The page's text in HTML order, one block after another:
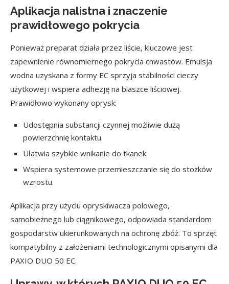
Aplikacja nalistna i znaczenie
prawidłowego pokrycia
Ponieważ preparat działa przez liście, kluczowe jest
zapewnienie równomiernego pokrycia chwastów. Emulsja
wodna uzyskana z formy EC sprzyja stabilności cieczy
użytkowej i wspiera adhezję na blaszce liściowej.
Prawidłowo wykonany oprysk:
Udostępnia substancji czynnej możliwie dużą
powierzchnię kontaktu.
Ułatwia szybkie wnikanie do tkanek.
Wspiera systemowe przemieszczanie się do stożków
wzrostu.
Aplikacja przy użyciu opryskiwacza polowego,
samobieżnego lub ciągnikowego, odpowiada standardom
gospodarstw ukierunkowanych na ochronę zbóż. To sprzęt
kompatybilny z założeniami technologicznymi opisanymi dla
PAXIO DUO 50 EC.